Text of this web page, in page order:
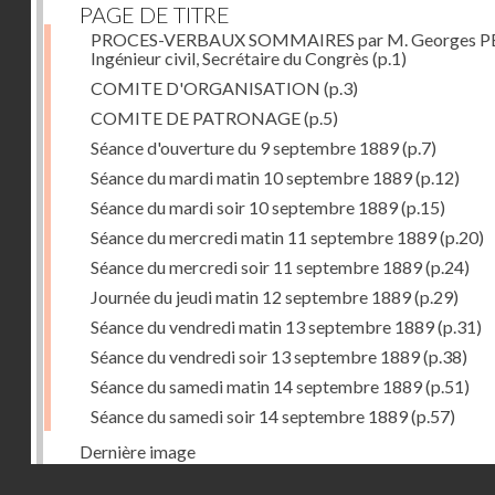
PAGE DE TITRE
PROCES-VERBAUX SOMMAIRES par M. Georges
Ingénieur civil, Secrétaire du Congrès (p.1)
COMITE D'ORGANISATION (p.3)
COMITE DE PATRONAGE(p.5)
Séance d'ouverture du 9 septembre 1889(p.7)
Séance du mardi matin 10 septembre 1889(p.12)
Séance du mardi soir 10 septembre 1889(p.15)
Séance du mercredi matin 11 septembre 1889(p.20)
Séance du mercredi soir 11 septembre 1889(p.24)
Journée du jeudi matin 12 septembre 1889(p.29)
Séance du vendredi matin 13 septembre 1889(p.31)
Séance du vendredi soir 13 septembre 1889(p.38)
Séance du samedi matin 14 septembre 1889(p.51)
Séance du samedi soir 14 septembre 1889(p.57)
Dernière image